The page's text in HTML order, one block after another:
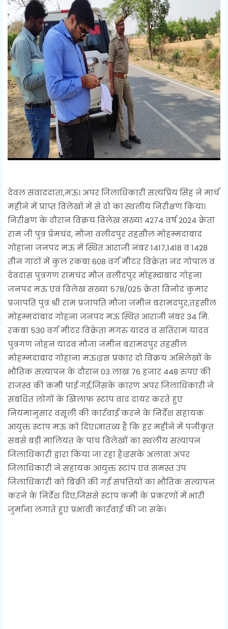
देवल संवाददाता,मऊ। अपर जिलाधिकारी सत्यप्रिय सिंह ने मार्च
महीने में प्राप्त विलेखों में से दो का स्थलीय निरीक्षण किया।
निरीक्षण के दौरान विक्रय विलेख संख्या 4274 वर्ष 2024 क्रेता
राम जी पुत्र प्रेमचंद, मौजा वलीदपुर तहसील मोहम्मदाबाद
गोहाना जनपद मऊ में स्थित आराजी नंबर 1417,1418 व 1428
तीन गाटों में कुल रकबा 608 वर्ग मीटर विक्रेता नंद गोपाल व
देवदास पुत्रगण रामचंद्र मौज वलीदपुर मोहम्दाबाद गोहना
जनपद मऊ एवं विलेख संख्या 578/025 क्रेता विनोद कुमार
प्रजापति पुत्र श्री राम प्रजापति मौजा जमीन बरामदपुर,तहसील
मोहम्मदाबाद गोहना जनपद मऊ स्थित आराजी नंबर 34 मि.
रकबा 530 वर्ग मीटर विक्रेता मंगरु यादव व सतिराम यादव
पुत्रगण जोहन यादव मौजा जमीन बरामदपुर तहसील
मोहम्मदाबाद गोहाना मऊ।इस प्रकार दो विक्रय अभिलेखों के
भौतिक सत्यापन के दौरान 03 लाख 76 हजार 448 रुपए की
राजस्व की कमी पाई गई,जिसके कारण अपर जिलाधिकारी ने
संबंधित लोगों के खिलाफ स्टांप वाद दायर करते हुए
नियमानुसार वसूली की कार्रवाई करने के निर्देश सहायक
आयुक्त स्टांप मऊ को दिए।ज्ञातव्य है कि हर महीने में पंजीकृत
सबसे बड़ी मालियत के पांच विलेखों का स्थलीय सत्यापन
जिलाधिकारी द्वारा किया जा रहा है।इसके अलावा अपर
जिलाधिकारी ने सहायक आयुक्त स्टांप एवं समस्त उप
जिलाधिकारी को बिक्री की गई संपत्तियों का भौतिक सत्यापन
करने के निर्देश दिए,जिससे स्टांप कमी के प्रकरणों में भारी
जुर्माना लगाते हुए प्रभावी कार्रवाई की जा सके।